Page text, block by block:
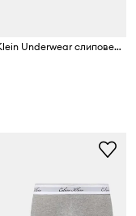
Calvin Klein Underwear слипове мъжки 3 броя